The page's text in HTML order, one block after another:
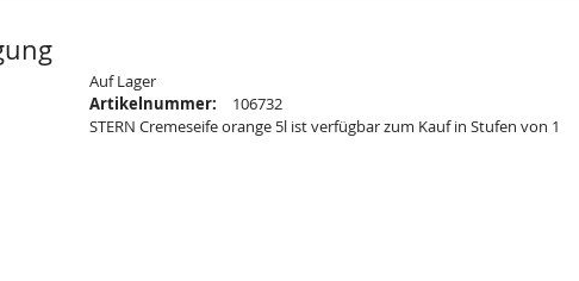
Auf Lager
Artikelnummer:
106732
STERN Cremeseife orange 5l ist verfügbar zum Kauf in Stufen von 1